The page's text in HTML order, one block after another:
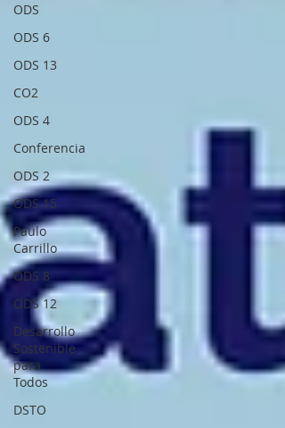
ODS
ODS 6
ODS 13
CO2
ODS 4
Conferencia
ODS 2
ODS 15
Paulo
Carrillo
ODS 8
ODS 12
Desarrollo
Sostenible
para
Todos
DSTO